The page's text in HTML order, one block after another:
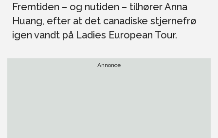
Fremtiden – og nutiden – tilhører Anna
Huang, efter at det canadiske stjernefrø
igen vandt på Ladies European Tour.
Annonce